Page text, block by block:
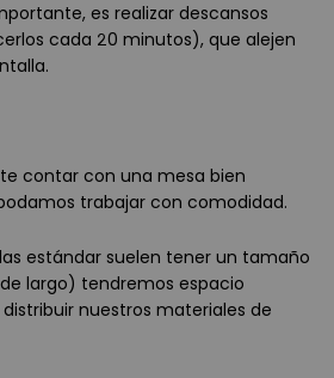
es realizar descansos
cada 20 minutos), que alejen
contar con una mesa bien
trabajar con comodidad.
estándar suelen tener un tamaño
largo) tendremos espacio
nuestros materiales de